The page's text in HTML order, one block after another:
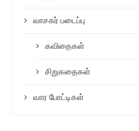
வாசகர் படைப்பு
கவிதைகள்
சிறுகதைகள்
வார போட்டிகள்